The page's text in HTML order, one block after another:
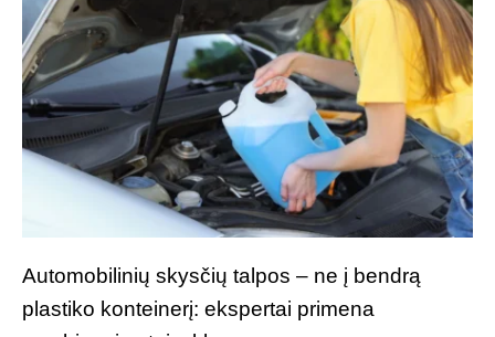
Automobilinių skysčių talpos – ne į bendrą
plastiko konteinerį: ekspertai primena